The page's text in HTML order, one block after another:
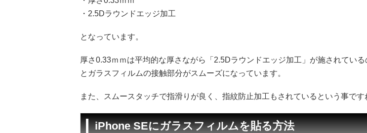
・2.5Dラウンドエッジ加工
となっています。
厚さ0.33ｍｍは平均的な厚さながら「2.5Dラウンドエッジ加工」が施されてい
とガラスフィルムの接触部分がスムーズになっています。
また、スムースタッチで指滑りが良く、指紋防止加工もされているという事です
iPhone SEにガラスフィルムを貼る方法